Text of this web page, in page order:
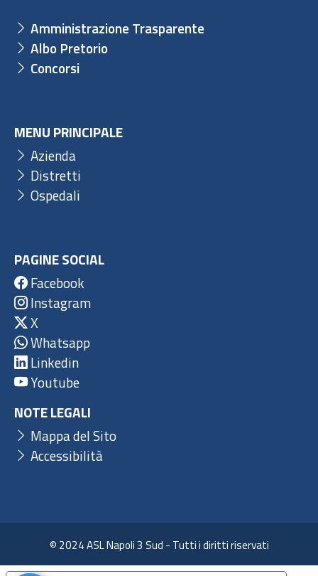
Amministrazione Trasparente
Albo Pretorio
Concorsi
MENU PRINCIPALE
Azienda
Distretti
Ospedali
PAGINE SOCIAL
Facebook
Instagram
X
Whatsapp
Linkedin
Youtube
NOTE LEGALI
Mappa del Sito
Accessibilità
© 2024 ASL Napoli 3 Sud - Tutti i diritti riservati